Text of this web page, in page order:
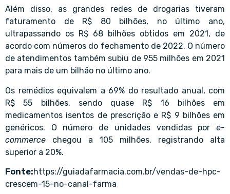
Além disso, as grandes redes de drogarias tiveram
faturamento de R$ 80 bilhões, no último ano,
ultrapassando os R$ 68 bilhões obtidos em 2021, de
acordo com números do fechamento de 2022. O número
de atendimentos também subiu de 955 milhões em 2021
para mais de um bilhão no último ano.
Os remédios equivalem a 69% do resultado anual, com
R$ 55 bilhões, sendo quase R$ 16 bilhões em
medicamentos isentos de prescrição e R$ 9 bilhões em
genéricos. O número de unidades vendidas por e-
commerce chegou a 105 milhões, registrando alta
superior a 20%.
Fonte:https://guiadafarmacia.com.br/vendas-de-hpc-
crescem-15-no-canal-farma